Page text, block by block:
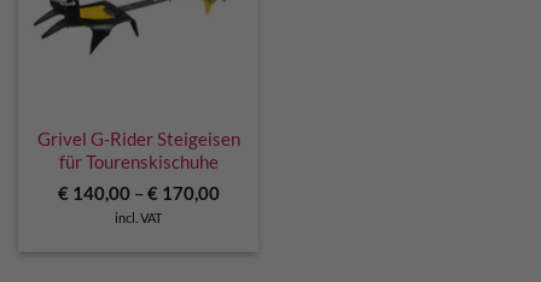
Grivel G-Rider Steigeisen
für Tourenskischuhe
€ 140,00– € 170,00
incl. VAT